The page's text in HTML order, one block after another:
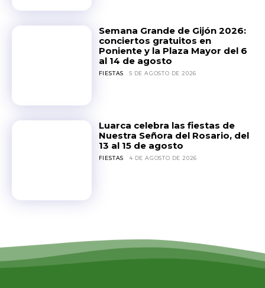
Semana Grande de Gijón 2026:
conciertos gratuitos en
Poniente y la Plaza Mayor del 6
al 14 de agosto
FIESTAS 5 DE AGOSTO DE 2026
Luarca celebra las fiestas de
Nuestra Señora del Rosario, del
13 al 15 de agosto
FIESTAS 4 DE AGOSTO DE 2026